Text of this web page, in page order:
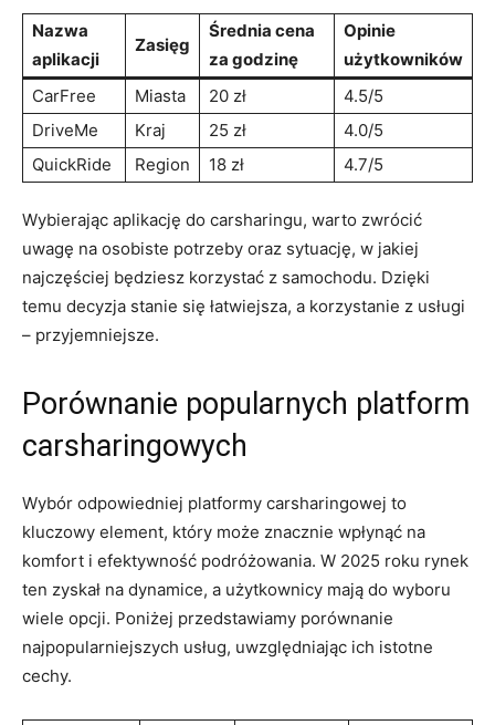
Nazwa
aplikacji
Zasięg
Średnia cena
za godzinę
Opinie
użytkowników
CarFree
Miasta 20 zł
4.5/5
DriveMe
Kraj 25 zł
4.0/5
QuickRide
Region 18 zł 4.7/5
Wybierając aplikację do carsharingu, warto zwrócić
uwagę na osobiste potrzeby oraz sytuację, w jakiej
najczęściej będziesz korzystać z samochodu. Dzięki
temu decyzja stanie się łatwiejsza, a korzystanie z usługi
– przyjemniejsze.
Porównanie popularnych platform
carsharingowych
Wybór odpowiedniej platformy carsharingowej to
kluczowy element, który może znacznie wpłynąć na
komfort i efektywność podróżowania. W 2025 roku rynek
ten zyskał na dynamice, a użytkownicy mają do wyboru
wiele opcji. Poniżej przedstawiamy porównanie
najpopularniejszych usług, uwzględniając ich istotne
cechy.